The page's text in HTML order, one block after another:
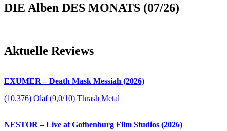
DIE Alben DES MONATS (07/26)
Aktuelle Reviews
EXUMER – Death Mask Messiah (2026)
(10.376) Olaf (9,0/10) Thrash Metal
NESTOR – Live at Gothenburg Film Studios (2026)